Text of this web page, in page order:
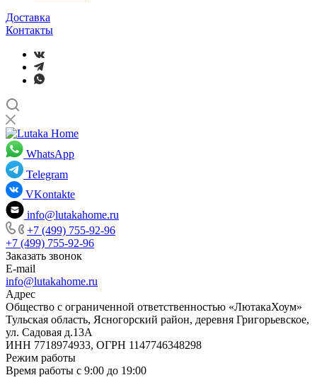
Доставка
Контакты
WhatsApp
Telegram
VKontakte
info@lutakahome.ru
+7 (499) 755-92-96
+7 (499) 755-92-96
Заказать звонок
E-mail
info@lutakahome.ru
Адрес
Общество с ограниченной ответственностью «ЛютакаХоум»
Тульская область, Ясногорский район, деревня Григорьевское,
ул. Садовая д.13А
ИНН 7718974933, ОГРН 1147746348298
Режим работы
Время работы с 9:00 до 19:00